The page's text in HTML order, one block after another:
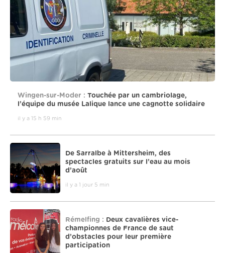
Wingen-sur-Moder : Touchée par un cambriolage,
l’équipe du musée Lalique lance une cagnotte solidaire
il y a 15 h 59 min
De Sarralbe à Mittersheim, des
spectacles gratuits sur l’eau au mois
d’août
il y a 1 jour 5 min
Rémelfing : Deux cavalières vice-
championnes de France de saut
d’obstacles pour leur première
participation